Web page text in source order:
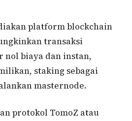
platform blockchain
transaksi
nol biaya dan instan,
staking sebagai
masternode.
protokol TomoZ atau